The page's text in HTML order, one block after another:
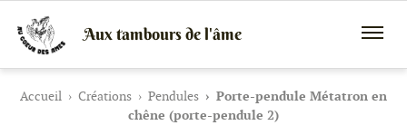
Aux tambours de l'âme
de
chamaniques,
Accueil Créations Pendules
Porte-pendule Métatron en
chêne (porte-pendule 2)